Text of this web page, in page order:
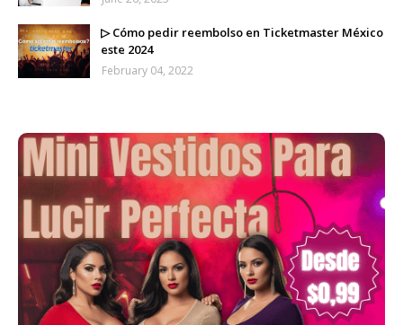
▷ Cómo pedir reembolso en Ticketmaster México
este 2024
February 04, 2022